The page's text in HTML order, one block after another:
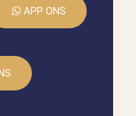
APP ONS